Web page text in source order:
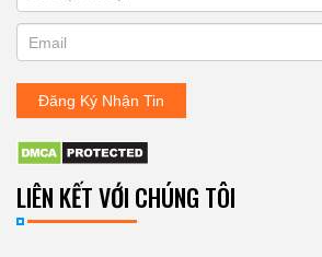
KÝ
NHẬN
BẢN
TIN
you
are
human,
leave
this
blank.
Đăng Ký Nhận Tin
LIÊN KẾT VỚI CHÚNG TÔI